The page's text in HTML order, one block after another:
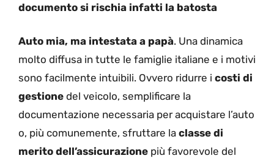
documento si rischia infatti la batosta
Auto mia, ma intestata a papà. Una dinamica
molto diffusa in tutte le famiglie italiane e i motivi
sono facilmente intuibili. Ovvero ridurre i costi di
gestione del veicolo, semplificare la
documentazione necessaria per acquistare l’auto
o, più comunemente, sfruttare la classe di
merito dell’assicurazione più favorevole del